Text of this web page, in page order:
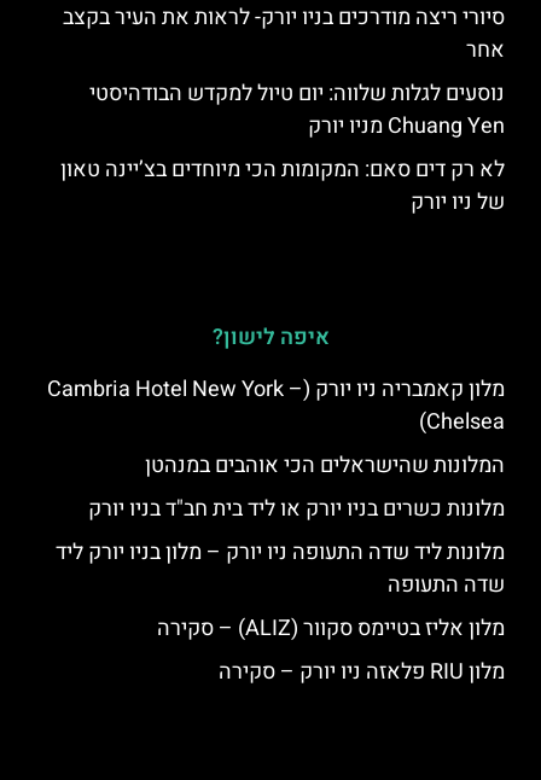
סיורי ריצה מודרכים בניו יורק- לראות את העיר בקצב
אחר
נוסעים לגלות שלווה: יום טיול למקדש הבודהיסטי
Chuang Yen מניו יורק
לא רק דים סאם: המקומות הכי מיוחדים בצ’יינה טאון
של ניו יורק
איפה לישון?
מלון קאמבריה ניו יורק (Cambria Hotel New York –
Chelsea)
המלונות שהישראלים הכי אוהבים במנהטן
מלונות כשרים בניו יורק או ליד בית חב"ד בניו יורק
מלונות ליד שדה התעופה ניו יורק – מלון בניו יורק ליד
שדה התעופה
מלון אליז בטיימס סקוור (ALIZ) – סקירה
מלון RIU פלאזה ניו יורק – סקירה